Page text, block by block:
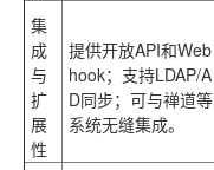
集
成
与
扩
展
性
提供开放API和Web
hook；支持LDAP/A
D同步；可与禅道等
系统无缝集成。